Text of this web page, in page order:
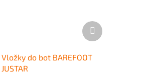
Vložky do bot BAREFOOT
JUSTAR
Další
produkt